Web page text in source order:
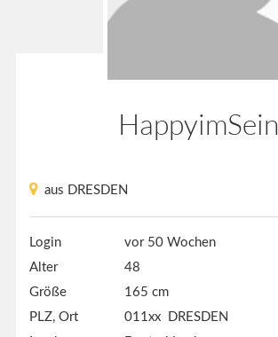
HappyimSein
aus DRESDEN
Login
vor 50 Wochen
Alter
48
Größe
165 cm
PLZ, Ort
011xx DRESDEN